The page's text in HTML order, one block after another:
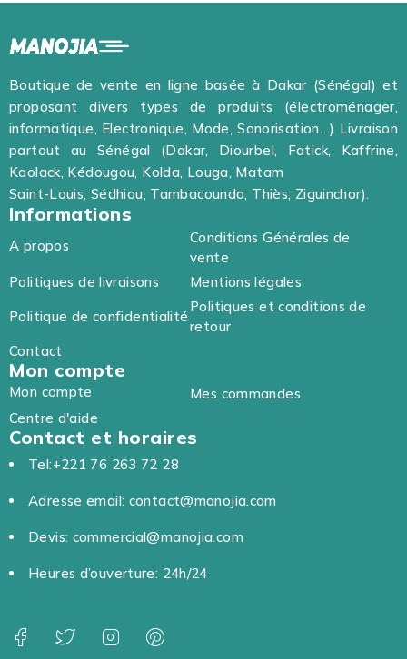
Boutique de vente en ligne basée à Dakar (Sénégal) et
proposant divers types de produits (électroménager,
informatique, Electronique, Mode, Sonorisation…) Livraison
partout au Sénégal (Dakar, Diourbel, Fatick, Kaffrine,
Kaolack, Kédougou, Kolda, Louga, Matam
Saint-Louis, Sédhiou, Tambacounda, Thiès, Ziguinchor).
Informations
A propos
Conditions Générales de
vente
Politiques de livraisons
Mentions légales
Politique de confidentialité
Politiques et conditions de
retour
Contact
Mon compte
Mon compte
Mes commandes
Centre d'aide
Contact et horaires
Tel:+221 76 263 72 28
Adresse email: contact@manojia.com
Devis: commercial@manojia.com
Heures d’ouverture: 24h/24